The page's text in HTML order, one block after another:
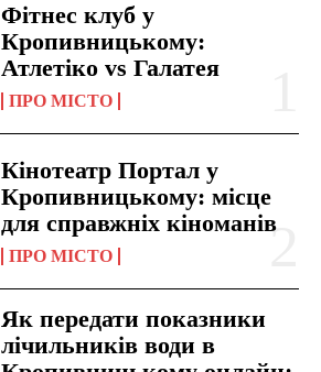
Фітнес клуб у
Кропивницькому:
Атлетіко vs Галатея
ПРО МІСТО
Кінотеатр Портал у
Кропивницькому: місце
для справжніх кіноманів
ПРО МІСТО
Як передати показники
лічильників води в